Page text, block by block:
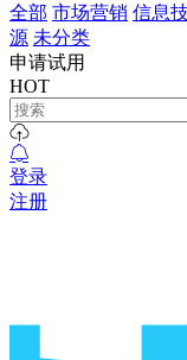
全部 市场营销 信息
源 未分类
申请试用
HOT
登录
注册